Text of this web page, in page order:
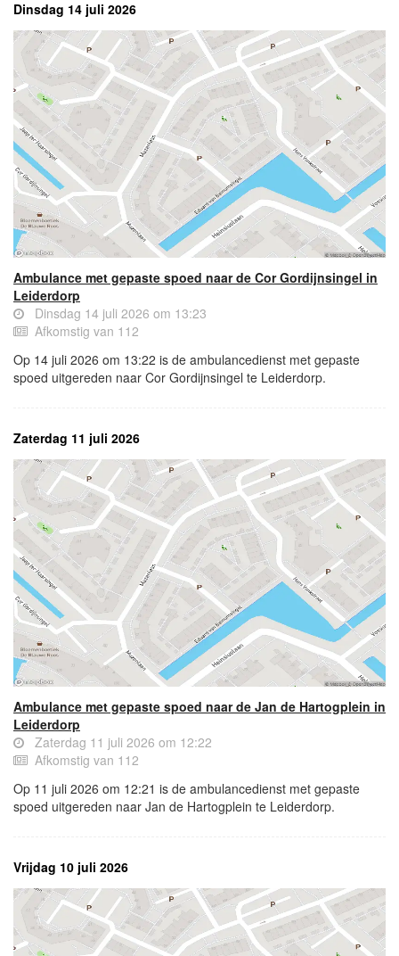
Dinsdag 14 juli 2026
Ambulance met gepaste spoed naar de Cor Gordijnsingel in
Leiderdorp
Dinsdag 14 juli 2026 om 13:23
Afkomstig van 112
Op 14 juli 2026 om 13:22 is de ambulancedienst met gepaste
spoed uitgereden naar Cor Gordijnsingel te Leiderdorp.
Zaterdag 11 juli 2026
Ambulance met gepaste spoed naar de Jan de Hartogplein in
Leiderdorp
Zaterdag 11 juli 2026 om 12:22
Afkomstig van 112
Op 11 juli 2026 om 12:21 is de ambulancedienst met gepaste
spoed uitgereden naar Jan de Hartogplein te Leiderdorp.
Vrijdag 10 juli 2026